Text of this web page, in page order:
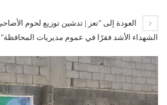
الشهداء الأشد فقرًا في عموم مديريات المحافظة"